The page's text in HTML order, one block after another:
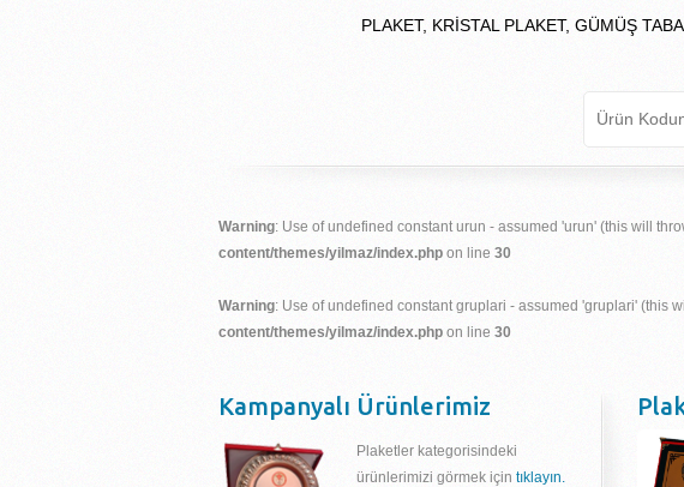
PLAKET, KRİSTAL PLAKET, GÜMÜŞ
Warning: Use of undefined constant urun - assumed 'urun' (this will
content/themes/yilmaz/index.php on line 30
Warning: Use of undefined constant gruplari - assumed 'gruplari' (this
content/themes/yilmaz/index.php on line 30
Kampanyalı Ürünlerimiz
Plaketler kategorisindeki
ürünlerimizi görmek için tıklayın.